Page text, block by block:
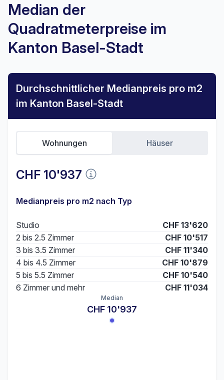
Median der
Quadratmeterpreise im
Kanton Basel-Stadt
Durchschnittlicher Medianpreis pro m2
im Kanton Basel-Stadt
CHF 10'937
Wohnungen Häuser
Medianpreis pro m2 nach Typ
Studio
CHF 13'620
2 bis 2.5 Zimmer
CHF 10'517
3 bis 3.5 Zimmer
CHF 11'340
4 bis 4.5 Zimmer
CHF 10'879
5 bis 5.5 Zimmer
CHF 10'540
6 Zimmer und mehr
CHF 11'034
Median
CHF 10'937